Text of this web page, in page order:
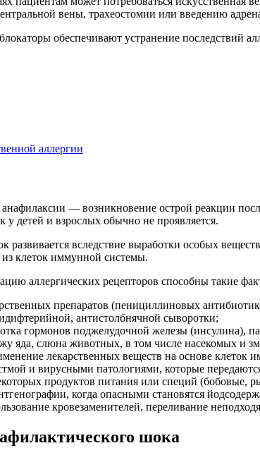
вены, трахеостомии или введению
обеспечивают устранение последствий
аллергии
— возникновение острой реакции
у детей и взрослых обычно не проявляется.
развивается вследствие выработки особых
клеток иммунной системы.
аллергических рецепторов способны такие
препаратов (пенициллиновых
антистолбнячной сыворотки;
гормонов поджелудочной железы (инсулина),
яда, слюна животных, в том числе насекомых и
лекарственных веществ на основе клеток
и вирусными патологиями, которые
продуктов питания или специй (бобовые,
когда опасными становятся
кровезаменителей, переливание
шока